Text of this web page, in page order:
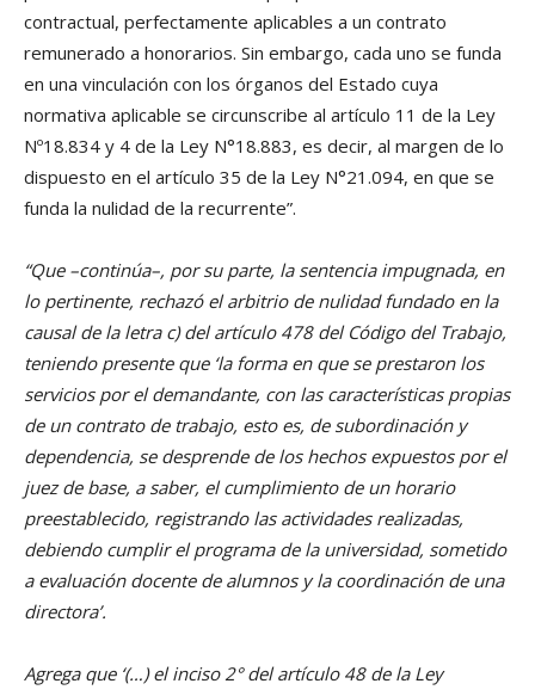
contractual, perfectamente aplicables a un contrato
remunerado a honorarios. Sin embargo, cada uno se funda
en una vinculación con los órganos del Estado cuya
normativa aplicable se circunscribe al artículo 11 de la Ley
Nº18.834 y 4 de la Ley N°18.883, es decir, al margen de lo
dispuesto en el artículo 35 de la Ley N°21.094, en que se
funda la nulidad de la recurrente”.
“Que –continúa–, por su parte, la sentencia impugnada, en
lo pertinente, rechazó el arbitrio de nulidad fundado en la
causal de la letra c) del artículo 478 del Código del Trabajo,
teniendo presente que ‘la forma en que se prestaron los
servicios por el demandante, con las características propias
de un contrato de trabajo, esto es, de subordinación y
dependencia, se desprende de los hechos expuestos por el
juez de base, a saber, el cumplimiento de un horario
preestablecido, registrando las actividades realizadas,
debiendo cumplir el programa de la universidad, sometido
a evaluación docente de alumnos y la coordinación de una
directora’.
Agrega que ‘(…) el inciso 2° del artículo 48 de la Ley